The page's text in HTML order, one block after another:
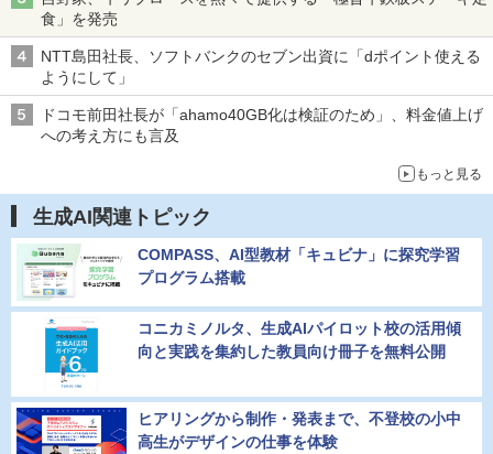
食」を発売
NTT島田社長、ソフトバンクのセブン出資に「dポイント使える
ようにして」
ドコモ前田社長が「ahamo40GB化は検証のため」、料金値上げ
への考え方にも言及
もっと見る
生成AI関連トピック
COMPASS、AI型教材「キュビナ」に探究学習
プログラム搭載
コニカミノルタ、生成AIパイロット校の活用傾
向と実践を集約した教員向け冊子を無料公開
ヒアリングから制作・発表まで、不登校の小中
高生がデザインの仕事を体験